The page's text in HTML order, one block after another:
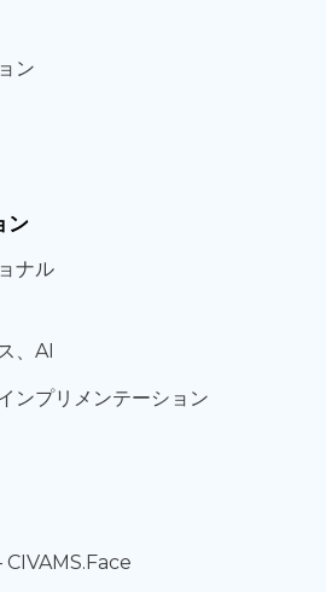
ン
ン
ナル
、 AI
ンプリメンテーション
CIVAMS.Face